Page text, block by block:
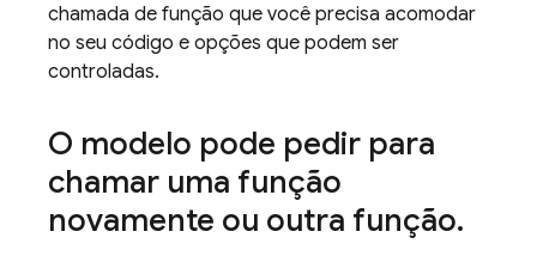
chamada de função que você precisa acomodar
no seu código e opções que podem ser
controladas.
O modelo pode pedir para
chamar uma função
novamente ou outra função.